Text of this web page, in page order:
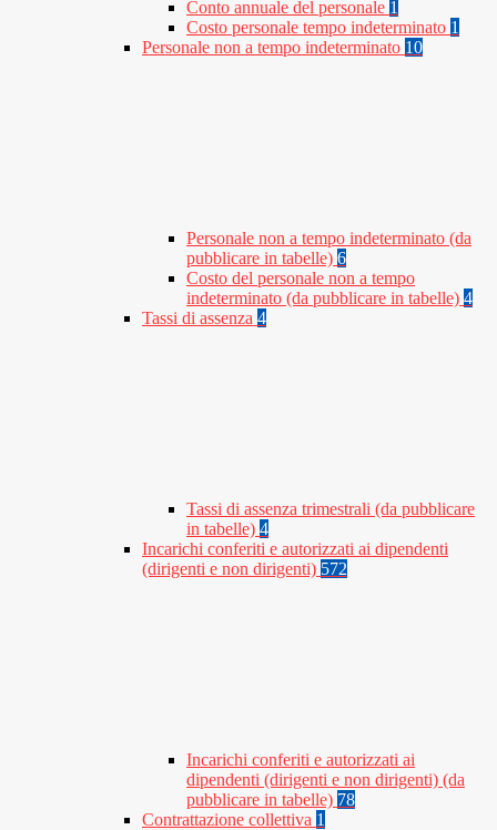
Conto annuale del personale 1
Costo personale tempo indeterminato 1
Personale non a tempo indeterminato 10
Personale non a tempo indeterminato (da
pubblicare in tabelle) 6
Costo del personale non a tempo
indeterminato (da pubblicare in tabelle) 4
Tassi di assenza 4
Tassi di assenza trimestrali (da pubblicare
in tabelle) 4
Incarichi conferiti e autorizzati ai dipendenti
(dirigenti e non dirigenti) 572
Incarichi conferiti e autorizzati ai
dipendenti (dirigenti e non dirigenti) (da
pubblicare in tabelle) 78
Contrattazione collettiva 1